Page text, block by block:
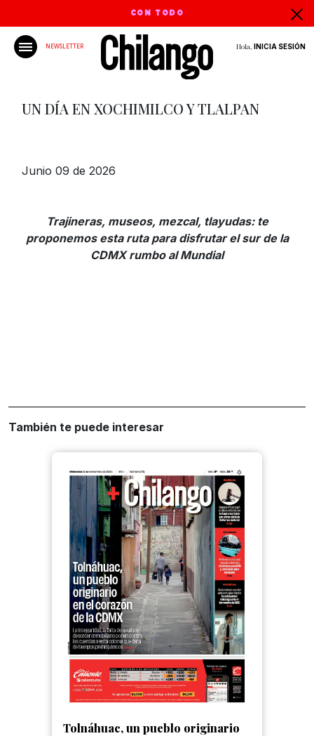
CON TODO
NEWSLETTER Hola, INICIA SESIÓN
UN DÍA EN XOCHIMILCO Y TLALPAN
Junio 09 de 2026
Trajineras, museos, mezcal, tlayudas: te
proponemos esta ruta para disfrutar el sur de la
CDMX rumbo al Mundial
También te puede interesar
Tolnáhuac, un pueblo originario